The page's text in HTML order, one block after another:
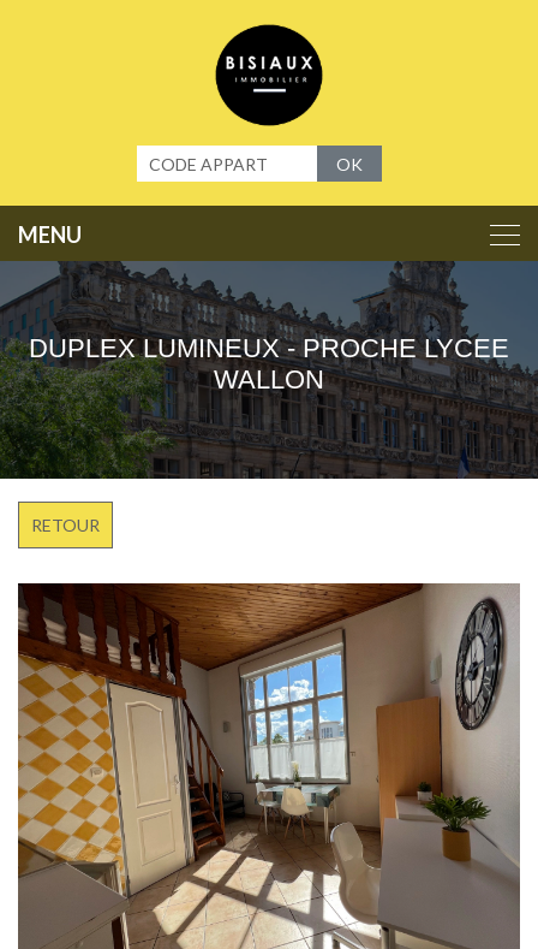
OK
DUPLEX LUMINEUX - PROCHE LYCEE
WALLON
RETOUR